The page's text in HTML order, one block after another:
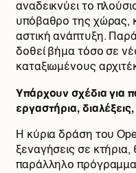
αναδεικνύει το
υπόβαθρο της χώρας,
αστική ανάπτυξη.
δοθεί βήμα τόσο σε
καταξιωμένους
Υπάρχουν σχέδια για
εργαστήρια, διαλέξεις,
Η κύρια δράση του
ξεναγήσεις σε
παράλληλο